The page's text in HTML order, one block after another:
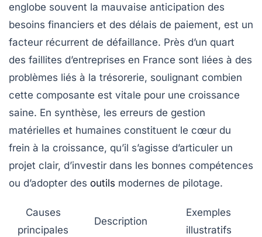
englobe souvent la mauvaise anticipation des
besoins financiers et des délais de paiement, est un
facteur récurrent de défaillance. Près d’un quart
des faillites d’entreprises en France sont liées à des
problèmes liés à la trésorerie, soulignant combien
cette composante est vitale pour une croissance
saine. En synthèse, les erreurs de gestion
matérielles et humaines constituent le cœur du
frein à la croissance, qu’il s’agisse d’articuler un
projet clair, d’investir dans les bonnes compétences
ou d’adopter des outils modernes de pilotage.
Causes
principales
Description
Exemples
illustratifs